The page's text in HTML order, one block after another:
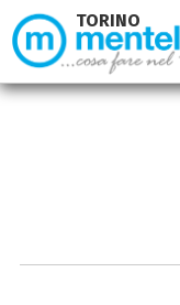
TORINO